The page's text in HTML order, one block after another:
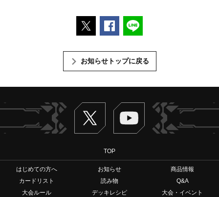
ポストするFacebookでシェアする
お知らせトップに戻る
Twitter ヴァンガードch
TOP
はじめての方へ お知らせ
商品情報
カードリスト
読み物
Q&A
大会ルール
デッキレシピ
大会・イベント